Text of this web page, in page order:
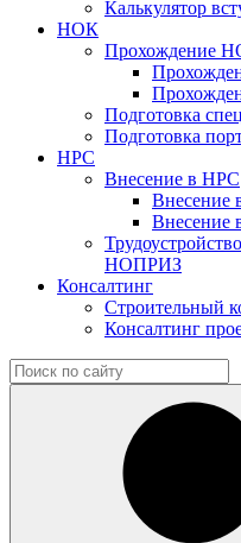
Калькулятор
НОК
Прохождение
Подготовка
Подготовка
НРС
Внесение в НРС
НОПРИЗ
Консалтинг
Строительный
Консалтинг